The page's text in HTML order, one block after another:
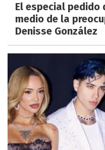
El especial pedido
medio de la
Denisse González